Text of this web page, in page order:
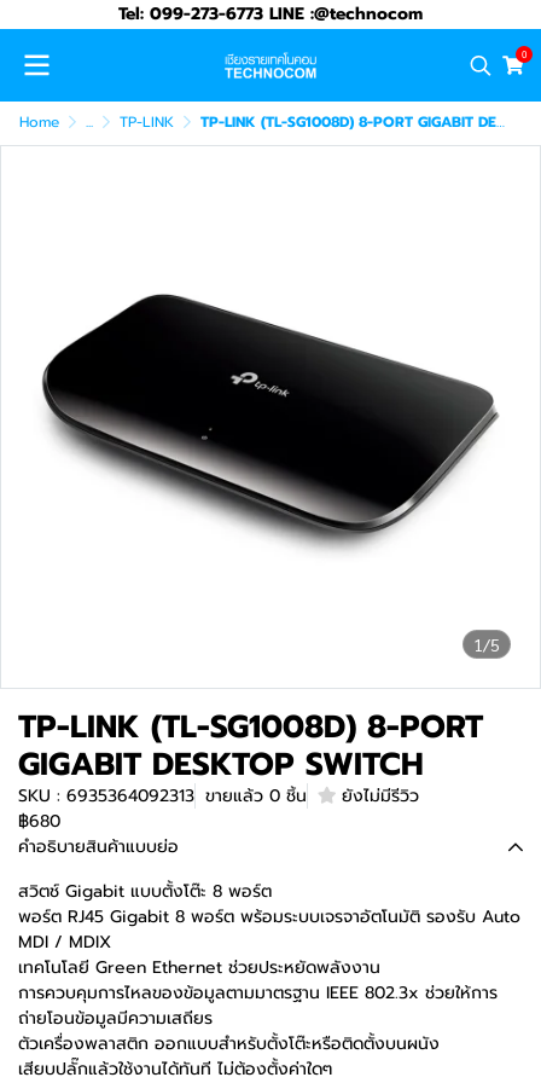
Tel: 099-273-6773 LINE :@technocom
0
Home ... TP-LINK TP-LINK (TL-SG1008D) 8-PORT GIGABIT DESKTOP SWITCH
1/5
TP-LINK (TL-SG1008D) 8-PORT
GIGABIT DESKTOP SWITCH
SKU : 6935364092313 ขายแล้ว 0 ชิ้น
ยังไม่มีรีวิว
฿680
คำอธิบายสินค้าแบบย่อ
สวิตช์ Gigabit แบบตั้งโต๊ะ 8 พอร์ต
พอร์ต RJ45 Gigabit 8 พอร์ต พร้อมระบบเจรจาอัตโนมัติ รองรับ Auto
MDI / MDIX
เทคโนโลยี Green Ethernet ช่วยประหยัดพลังงาน
การควบคุมการไหลของข้อมูลตามมาตรฐาน IEEE 802.3x ช่วยให้การ
ถ่ายโอนข้อมูลมีความเสถียร
ตัวเครื่องพลาสติก ออกแบบสำหรับตั้งโต๊ะหรือติดตั้งบนผนัง
เสียบปลั๊กแล้วใช้งานได้ทันที ไม่ต้องตั้งค่าใดๆ